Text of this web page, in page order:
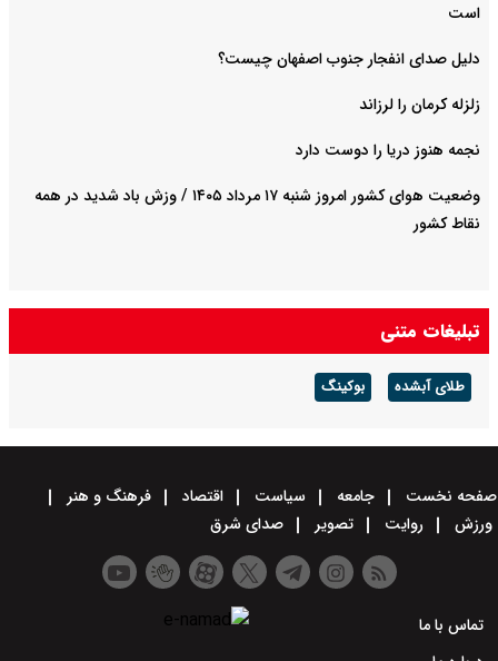
است
دلیل صدای انفجار جنوب اصفهان چیست؟
زلزله کرمان را لرزاند
نجمه هنوز دریا را دوست دارد
وضعیت هوای کشور امروز شنبه ۱۷ مرداد ۱۴۰۵ / وزش باد شدید در همه
نقاط کشور
تبلیغات متنی
طلای آبشده بوکینگ
صفحه نخست جامعه سیاست اقتصاد
فرهنگ و هنر
ورزش
روایت تصویر صدای شرق
تماس با ما